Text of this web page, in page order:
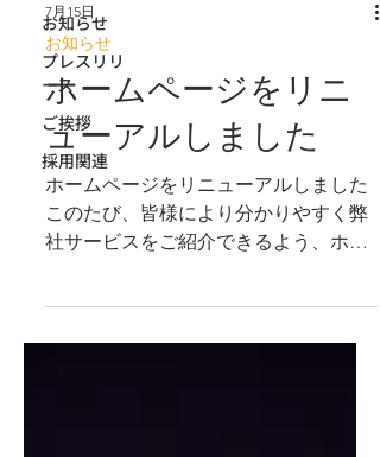
お知らせ
プレスリリ
ース
ご挨拶
採用関連
7月15日
お知らせ
ホームページをリニ
ューアルしました
ホームページをリニューアルしました
このたび、皆様により分かりやすく弊
社サービスをご紹介できるよう、ホー